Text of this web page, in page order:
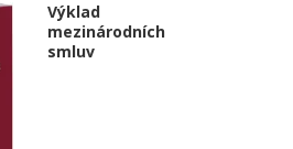
Výklad
mezinárodních
smluv